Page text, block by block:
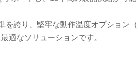
を誇り、堅牢な動作温度オプション
適なソリューションです。